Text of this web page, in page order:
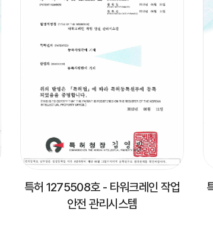
특허 1275508호 - 타워크레인 작업
안전 관리시스템